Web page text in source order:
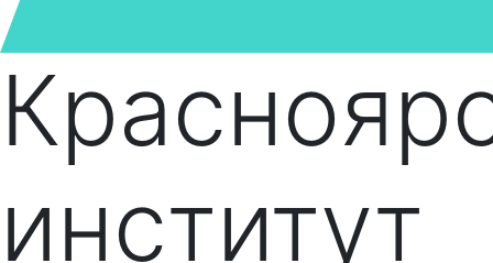
институт